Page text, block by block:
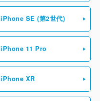
iPhone SE (第2世代)
iPhone 11 Pro
iPhone XR